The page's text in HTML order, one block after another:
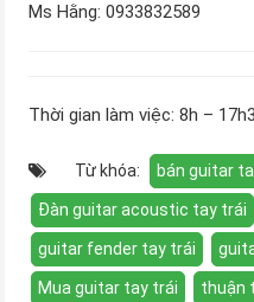
Ms Hằng: 0933832589
Thời gian làm việc: 8h –
Từ khóa: bán guitar
Đàn guitar acoustic tay trái
guitar fender tay trái
Mua guitar tay trái thuận